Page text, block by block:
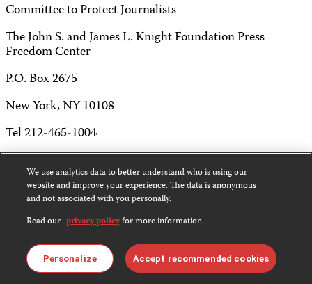
Committee to Protect Journalists
The John S. and James L. Knight Foundation Press
Freedom Center
P.O. Box 2675
New York, NY 10108
Tel 212-465-1004
Fax 212-214-0640
info@cpj.org
Except where noted, text on this website is licensed under
Creative Commons Attribution-NonCommercial-
We use analytics data to better understand who is using our
website and improve your experience. The data is anonymous
and not associated with you personally.
Read our privacy policyfor more information.
Personalize Accept recommended cookies